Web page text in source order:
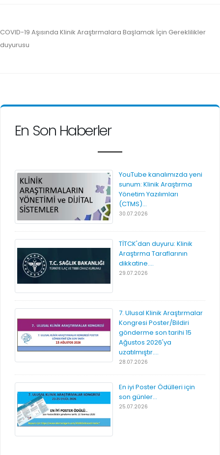
COVID-19 Aşısında Klinik Araştırmalara Başlamak İçin Gereklilikler
duyurusu
En Son Haberler
YouTube kanalımızda yeni
sunum: Klinik Araştırma
Yönetim Yazılımları
(CTMS)...
30.07.2026
TİTCK'dan duyuru: Klinik
Araştırma Taraflarının
dikkatine....
29.07.2026
7. Ulusal Klinik Araştırmalar
Kongresi Poster/Bildiri
gönderme son tarihi 15
Ağustos 2026'ya
uzatılmıştır....
28.07.2026
En iyi Poster Ödülleri için
son günler...
25.07.2026